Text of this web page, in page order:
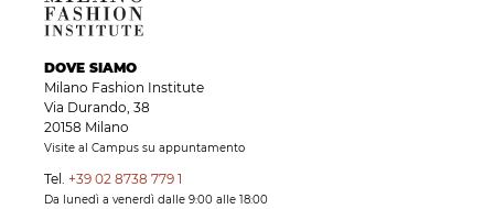
DOVE SIAMO
Milano Fashion Institute
Via Durando, 38
20158 Milano
Visite al Campus su appuntamento
Tel. +39 02 8738 779 1
Da lunedì a venerdì dalle 9:00 alle 18:00